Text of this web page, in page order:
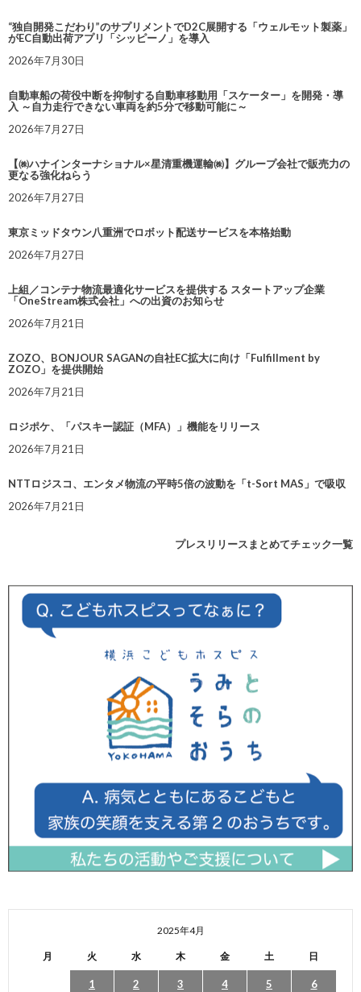
“独自開発こだわり”のサプリメントでD2C展開する「ウェルモット製薬」
がEC自動出荷アプリ「シッピーノ」を導入
2026年7月30日
自動車船の荷役中断を抑制する自動車移動用「スケーター」を開発・導
入 ～自力走行できない車両を約5分で移動可能に～
2026年7月27日
【㈱ハナインターナショナル×星清重機運輸㈱】グループ会社で販売力の
更なる強化ねらう
2026年7月27日
東京ミッドタウン八重洲でロボット配送サービスを本格始動
2026年7月27日
上組／コンテナ物流最適化サービスを提供する スタートアップ企業
「OneStream株式会社」への出資のお知らせ
2026年7月21日
ZOZO、BONJOUR SAGANの自社EC拡大に向け「Fulfillment by
ZOZO」を提供開始
2026年7月21日
ロジポケ、「パスキー認証（MFA）」機能をリリース
2026年7月21日
NTTロジスコ、エンタメ物流の平時5倍の波動を「t-Sort MAS」で吸収
2026年7月21日
プレスリリースまとめてチェック一覧
2025年4月
月 火 水 木 金 土 日
1 2 3 4 5 6